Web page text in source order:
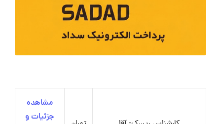
مشاهده
جزئیات و